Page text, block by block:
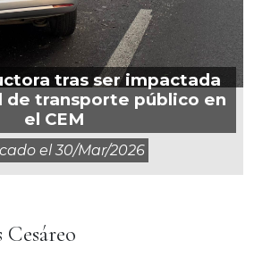
tras ser impactada
de transporte público en
el CEM
el30/mar/2026